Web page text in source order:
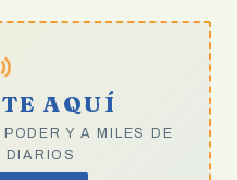
AQUÍ
Y A MILES DE
DIARIOS